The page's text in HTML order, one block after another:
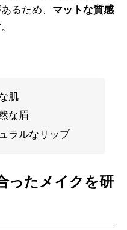
るため、 マットな質感
肌
な眉
ラルなリップ
ったメイクを研